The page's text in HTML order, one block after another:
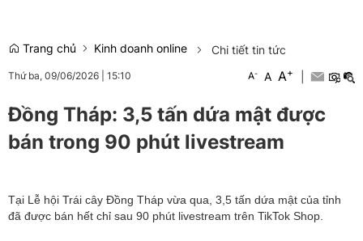
Trang chủ Kinh doanh online Chi tiết tin tức
Thứ ba, 09/06/2026 15:10 A- A A+
Đồng Tháp: 3,5 tấn dứa mật được
bán trong 90 phút livestream
Tại Lễ hội Trái cây Đồng Tháp vừa qua, 3,5 tấn dứa mật của tỉnh
đã được bán hết chỉ sau 90 phút livestream trên TikTok Shop.